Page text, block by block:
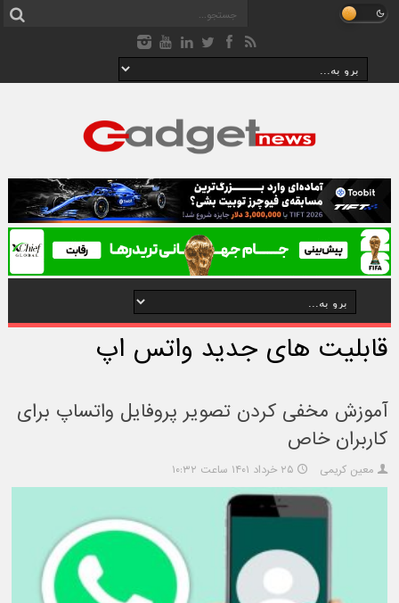
قابلیت های جدید واتس اپ
آموزش مخفی کردن تصویر پروفایل واتساپ برای
کاربران خاص
معین کریمی ۲۵ خرداد ۱۴۰۱ ساعت ۱۰:۳۲